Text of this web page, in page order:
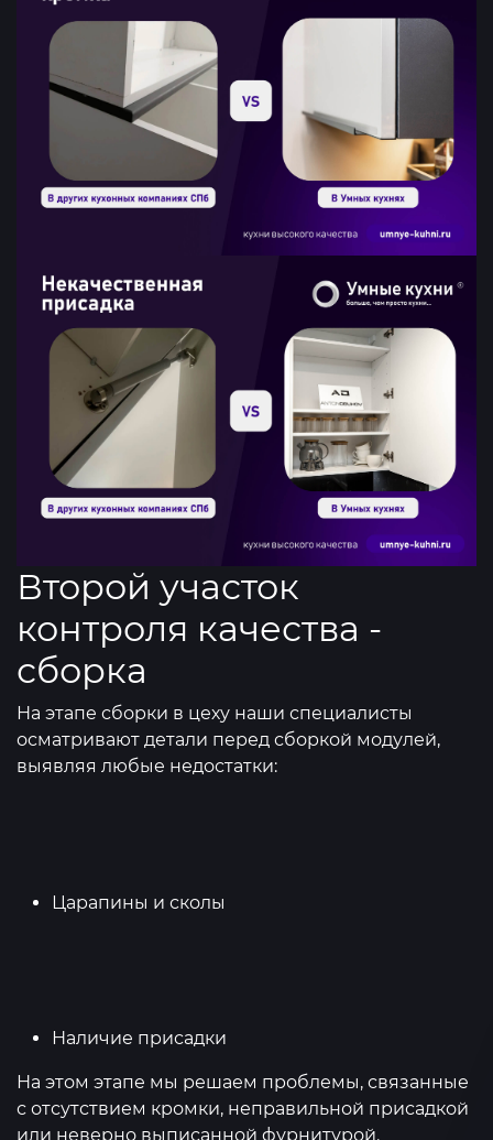
Второй участок
контроля качества -
сборка
На этапе сборки в цеху наши специалисты
осматривают детали перед сборкой модулей,
выявляя любые недостатки:
Царапины и сколы
Наличие присадки
На этом этапе мы решаем проблемы, связанные
с отсутствием кромки, неправильной присадкой
или неверно выписанной фурнитурой.